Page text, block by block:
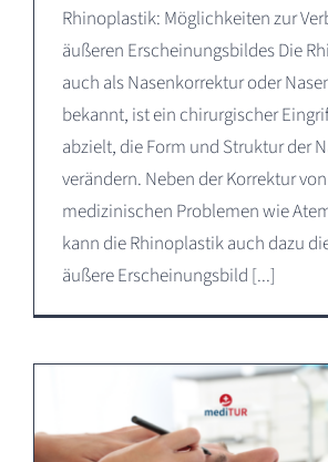
Rhinoplastik: Möglichkeiten zur
äußeren Erscheinungsbildes Die
auch als Nasenkorrektur oder
bekannt, ist ein chirurgischer
abzielt, die Form und Struktur der
verändern. Neben der Korrektur von
medizinischen Problemen wie
kann die Rhinoplastik auch dazu
äußere Erscheinungsbild [...]